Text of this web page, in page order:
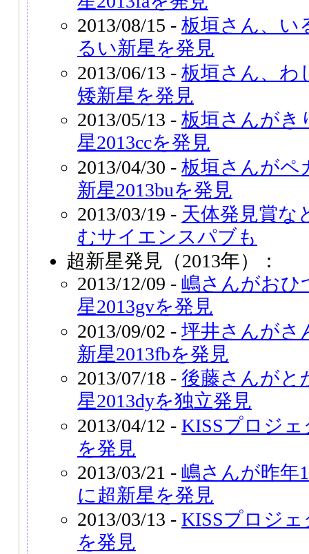
2013/08/15 - 板垣さん、い
るい新星を発見
2013/06/13 - 板垣さん、わ
矮新星を発見
2013/05/13 - 板垣さんがき
星2013ccを発見
2013/04/30 - 板垣さんがペ
新星2013buを発見
2013/03/19 - 天体発見賞
むサイエンスパブも
超新星発見（2013年）：
2013/12/09 - 嶋さんがおひ
星2013gvを発見
2013/09/02 - 坪井さんがさ
新星2013fbを発見
2013/07/18 - 後藤さんがと
星2013dyを独立発見
2013/04/12 - KISSプロジェ
を発見
2013/03/21 - 嶋さんが昨年
に超新星を発見
2013/03/13 - KISSプロジェ
を発見